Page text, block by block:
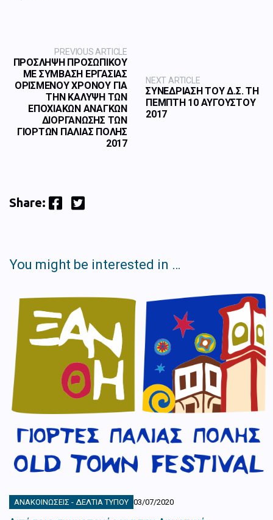
PREVIOUS ARTICLE
ΠΡΟΣΛΗΨΗ ΠΡΟΣΩΠΙΚΟΥ
ΜΕ ΣΥΜΒΑΣΗ ΕΡΓΑΣΙΑΣ
ΟΡΙΣΜΕΝΟΥ ΧΡΟΝΟΥ ΓΙΑ
ΤΗΝ ΚΑΛΥΨΗ ΤΩΝ
ΕΠΟΧΙΑΚΩΝ ΑΝΑΓΚΩΝ
ΔΙΟΡΓΑΝΩΣΗΣ ΤΩΝ
ΓΙΟΡΤΩΝ ΠΑΛΙΑΣ ΠΟΛΗΣ
2017
NEXT ARTICLE
ΣΥΝΕΔΡΙΑΣΗ ΤΟΥ Δ.Σ. ΤΗ
ΠΕΜΠΤΗ 10 ΑΥΓΟΥΣΤΟΥ
2017
Share: Facebook Twitter
You might be interested in …
ΑΝΑΚΟΙΝΏΣΕΙΣ - ΔΕΛΤΊΑ ΤΎΠΟΥ 03/07/2020